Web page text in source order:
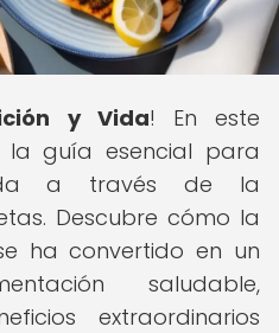
y Vida! En este
la guía esencial para
a través de la
Descubre cómo la
ha convertido en un
saludable,
extraordinarios